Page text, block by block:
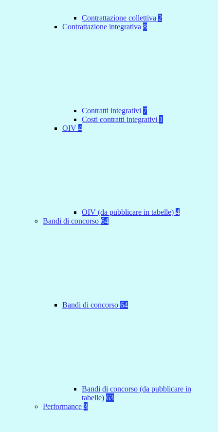
Contrattazione collettiva 2
Contrattazione integrativa 8
Contratti integrativi 7
Costi contratti integrativi 1
OIV 4
OIV (da pubblicare in tabelle) 4
Bandi di concorso 64
Bandi di concorso 64
Bandi di concorso (da pubblicare in
tabelle) 63
Performance 3